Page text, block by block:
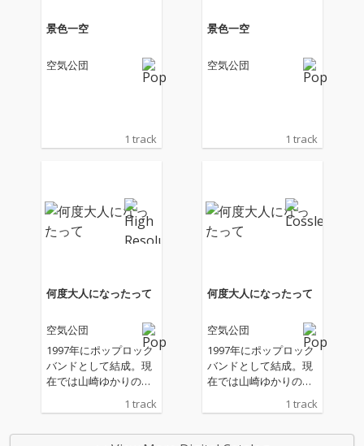
景色一空
空気公団
1 track
景色一空
空気公団
1 track
何度大人になったって
空気公団
1997年にポップロック
バンドとして結成。現
在では山崎ゆかりのソ
て活動している空気公
定のアルバムからの先
1 track
何度大人になったって
空気公団
1997年にポップロック
バンドとして結成。現
在では山崎ゆかりのソ
ロ・プロジェクトとし
て活動している空気公
定のアルバムからの先
1 track